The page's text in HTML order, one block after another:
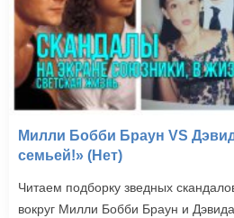
Милли Бобби Браун VS
семьей!» (Нет)
Читаем подборку зведных
вокруг Милли Бобби Браун и